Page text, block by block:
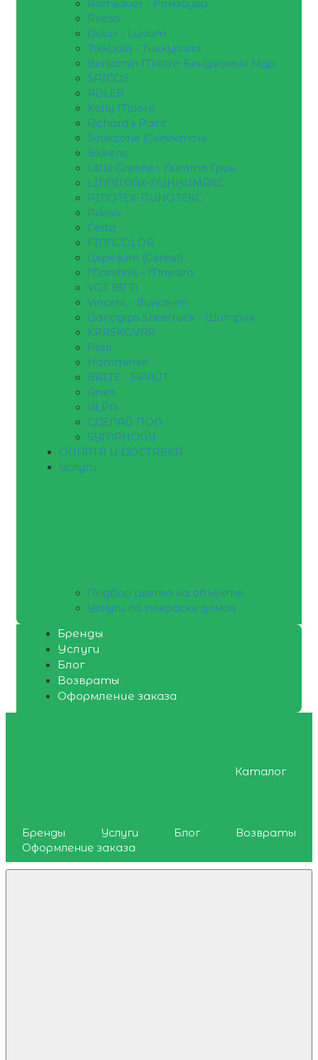
Ramsauer - Рамзауер
Reesa
Dulux - Luxium
Tikkurila - Тиккурила
Benjamin Moore-Бенджамин Мур
SAICOS
ADLER
Kelly Moore
Richard's Paint
Selectone (Селектон)
Sikkens
Little Greene - Литтл Грин
LINNIMAX-ЛИННИМАКС
PINOTEX-ПИНОТЕКС
Adesiv
Certa
FINNCOLOR
Церезит (Ceresit)
Marshall - Maestro
VGT (ВГТ)
Vincent - Винсент
Danogips Sheetrock - Шитрок
KRASKOVAR
Petri
Hammerite
BRITE - БРАЙТ
Anza
ALPA
СДЕЛАЙ ПОЛ
SYMPHONY
ОПЛАТА И ДОСТАВКА
Услуги
Подбор цвета на объекте
Услуги по покраске домов
Бренды
Услуги
Блог
Возвраты
Оформление заказа
Каталог
Бренды Услуги Блог
Возвраты
Оформление заказа